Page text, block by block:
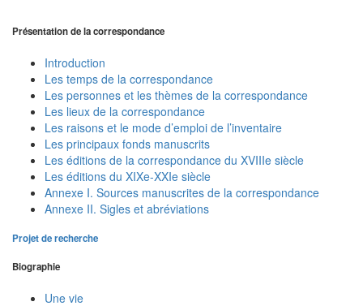
Présentation de la correspondance
Introduction
Les temps de la correspondance
Les personnes et les thèmes de la correspondance
Les lieux de la correspondance
Les raisons et le mode d’emploi de l’inventaire
Les principaux fonds manuscrits
Les éditions de la correspondance du XVIIIe siècle
Les éditions du XIXe-XXIe siècle
Annexe I. Sources manuscrites de la correspondance
Annexe II. Sigles et abréviations
Projet de recherche
Biographie
Une vie